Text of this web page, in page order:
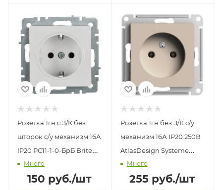
Розетка 1гн с З/К без
шторок с/у механизм 16А
IP20 РС11-1-0-БрБ Brite
IEK белый
Много
150 руб./шт
Розетка 1гн без З/К с/у
механизм 16А IP20 250В
AtlasDesign Systeme
Electric песочный
Много
255 руб./шт